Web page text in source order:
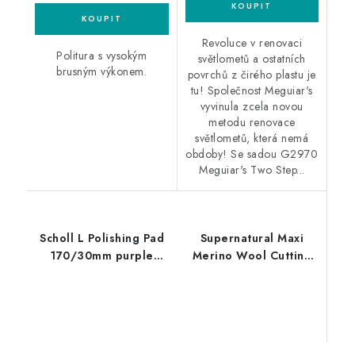
Politura s vysokým
brusným výkonem.
Revoluce v renovaci
světlometů a ostatních
povrchů z čirého plastu je
tu! Společnost Meguiar's
vyvinula zcela novou
metodu renovace
světlometů, která nemá
obdoby! Se sadou G2970
Meguiar's Two Step...
Scholl L Polishing Pad
170/30mm purple
Supernatural Maxi
Merino Wool Cutting